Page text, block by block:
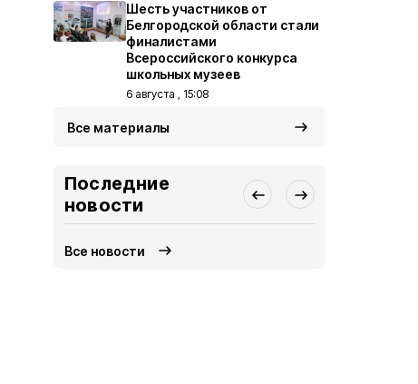
Шесть участников от
Белгородской области стали
финалистами
Всероссийского конкурса
школьных музеев
6 августа , 15:08
Все материалы
Последние
новости
Все новости